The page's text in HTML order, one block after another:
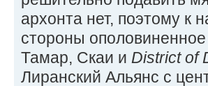
архонта нет, поэтому к
стороны
Тамар, Скаи и District of
Лиранский Альянс с